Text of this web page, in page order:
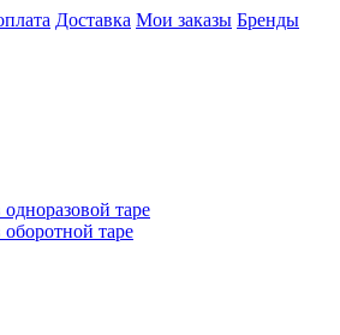
Доставка Мои заказы Бренды
таре
таре